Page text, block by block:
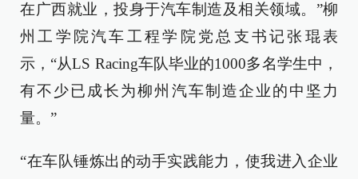
在广西就业，投身于汽车制造及相关领域。”柳
州工学院汽车工程学院党总支书记张琨表
示，“从LS Racing车队毕业的1000多名学生中，
有不少已成长为柳州汽车制造企业的中坚力
量。”
“在车队锤炼出的动手实践能力，使我进入企业